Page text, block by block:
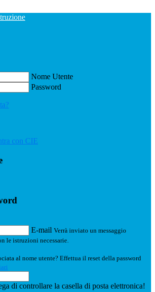
Nome Utente
Password
con CIE
E-mail Verrà inviato un messaggio
le istruzioni necessarie.
al nome utente? Effettua il reset della password
di controllare la casella di posta elettronica!